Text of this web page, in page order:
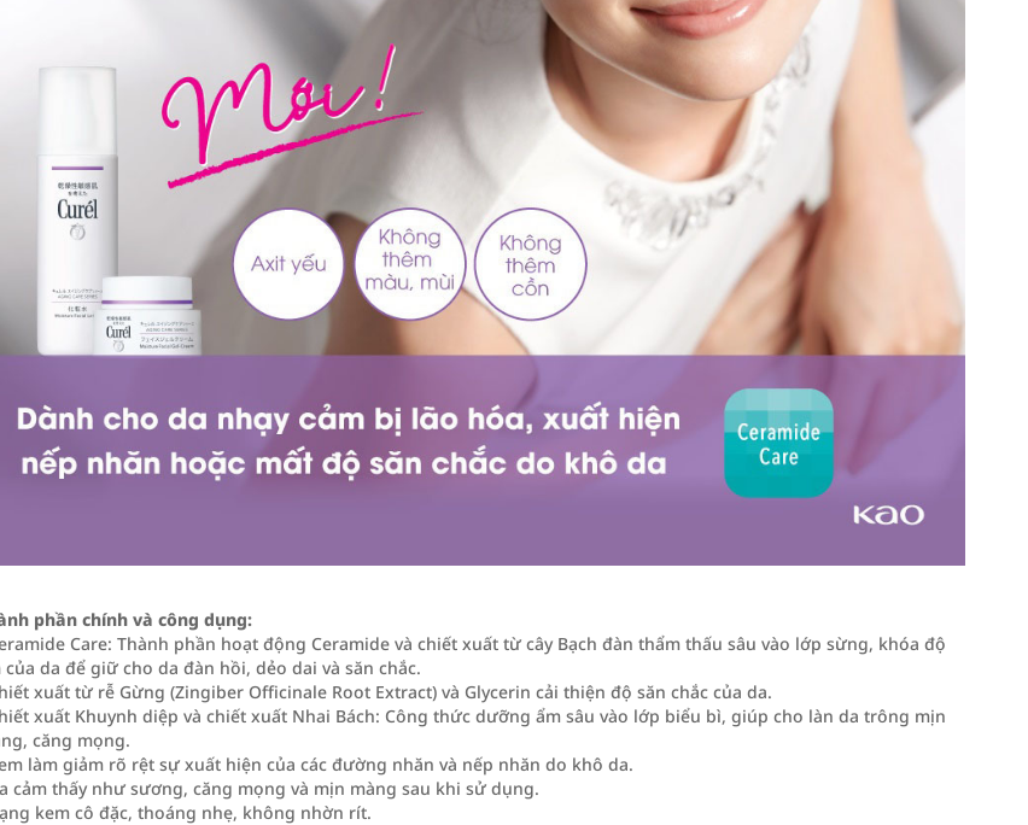
phần chính và công dụng:
Care: Thành phần hoạt động Ceramide và chiết xuất từ cây Bạch đàn thẩm thấu sâu vào lớp sừng, khóa độ
của da để giữ cho da đàn hồi, dẻo dai và săn chắc.
xuất từ rễ Gừng (Zingiber Officinale Root Extract) và Glycerin cải thiện độ săn chắc của da.
xuất Khuynh diệp và chiết xuất Nhai Bách: Công thức dưỡng ẩm sâu vào lớp biểu bì, giúp cho làn da trông mịn
căng mọng.
làm giảm rõ rệt sự xuất hiện của các đường nhăn và nếp nhăn do khô da.
cảm thấy như sương, căng mọng và mịn màng sau khi sử dụng.
kem cô đặc, thoáng nhẹ, không nhờn rít.